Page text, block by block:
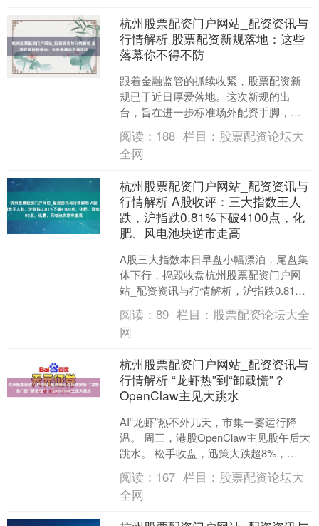
杭州股票配资门户网站_配资资讯与
行情解析 股票配资新规落地：这些
落幕你不得不防
跟着金融监管的抓续收紧，股票配资新
规已于近日厚爱落地。这次新规的出
台，旨在进一步标准场外配资手脚，防
护金融风险，保护投资者正当权柄。关
于风气使用配资杠杆的投资者....
阅读： 188 栏目： 股票配资论坛大
全网
杭州股票配资门户网站_配资资讯与
行情解析 A股收评：三大指数王人
跌，沪指跌0.81%下破4100点，化
肥、风电池块逆市走高
A股三大指数本日早盘小幅漂泊，尾盘集
体下行，捣毁收盘杭州股票配资门户网
站_配资资讯与行情解析，沪指跌0.81%
报4095点，深证成指跌0.65%，创业板指
跌0.....
阅读：89 栏目： 股票配资论坛大全
网
杭州股票配资门户网站_配资资讯与
行情解析 “龙虾热”到“卸载慌”？
OpenClaw主见大跳水
AI“龙虾”热不外几天，市集一霎运行降
温。 周三，港股OpenClaw主见股午后大
跳水。 松手收盘，迅策大跌超8%，
Minimax、智谱跌超6%，好意思团跌超
2....
阅读： 167 栏目： 股票配资论坛大
全网